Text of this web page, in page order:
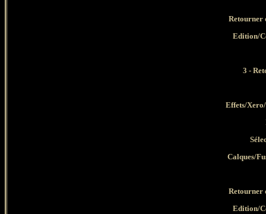
Retourner
Edition/
3 -
Effets/
Calques/
Retourner
Edition/